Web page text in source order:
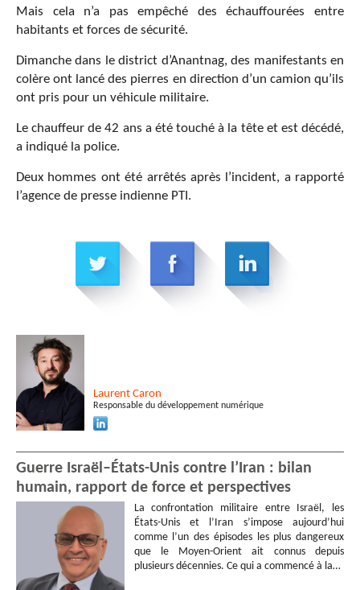
Mais cela n’a pas empêché des échauffourées entre
habitants et forces de sécurité.
Dimanche dans le district d’Anantnag, des manifestants en
colère ont lancé des pierres en direction d’un camion qu’ils
ont pris pour un véhicule militaire.
Le chauffeur de 42 ans a été touché à la tête et est décédé,
a indiqué la police.
Deux hommes ont été arrêtés après l’incident, a rapporté
l’agence de presse indienne PTI.
Laurent Caron
Responsable du développement numérique
Guerre Israël–États-Unis contre l’Iran : bilan
humain, rapport de force et perspectives
La confrontation militaire entre Israël, les
États-Unis et l’Iran s’impose aujourd’hui
comme l’un des épisodes les plus dangereux
que le Moyen-Orient ait connus depuis
plusieurs décennies. Ce qui a commencé à la…